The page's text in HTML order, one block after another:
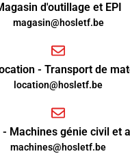
d'outillage et EPI
magasin@hosletf.be
- Transport de
location@hosletf.be
Machines génie civil et
machines@hosletf.be